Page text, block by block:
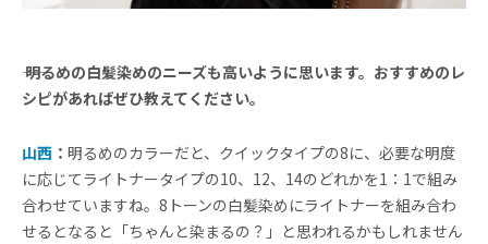
―― 明るめの白髪染めのニーズも高いように思います。おすすめのレ
シピがあればぜひ教えてください。
山西 ： 明るめのカラーだと、クイックタイプの8に、必要な明度
に応じてライトナータイプの10、12、14のどれかを1：1で組み
合わせていますね。8トーンの白髪染めにライトナーを組み合わ
せるとなると「ちゃんと染まるの？」と思われるかもしれません